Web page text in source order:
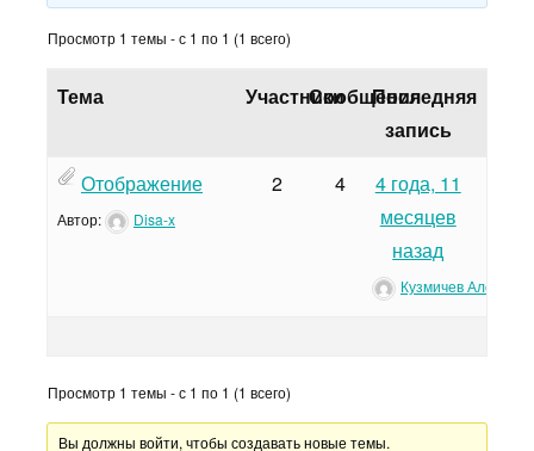
Просмотр 1 темы - с 1 по 1 (1 всего)
Тема УчастникиСообщенияПоследняя
запись
Отображение
Автор: Disa-x
2 4
4 года, 11
месяцев
назад
Кузмичев Алексей
Просмотр 1 темы - с 1 по 1 (1 всего)
Вы должны войти, чтобы создавать новые темы.